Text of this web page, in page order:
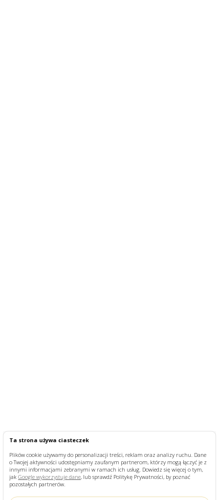
Ta strona używa ciasteczek
Plików cookie używamy do personalizacji treści, reklam oraz analizy ruchu. Dane
o Twojej aktywności udostępniamy zaufanym partnerom, którzy mogą łączyć je z
innymi informacjami zebranymi w ramach ich usług. Dowiedz się więcej o tym,
jak Google wykorzystuje dane, lub sprawdź Politykę Prywatności, by poznać
pozostałych partnerów.